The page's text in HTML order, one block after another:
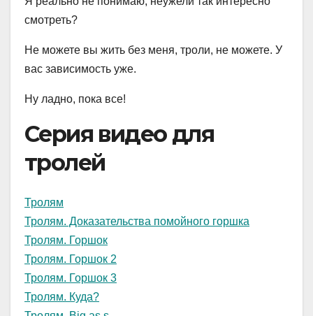
смотреть?
Не можете вы жить без меня, троли, не можете. У
вас зависимость уже.
Ну ладно, пока все!
Серия видео для
тролей
Тролям
Тролям. Доказательства помойного горшка
Тролям. Горшок
Тролям. Горшок 2
Тролям. Горшок 3
Тролям. Куда?